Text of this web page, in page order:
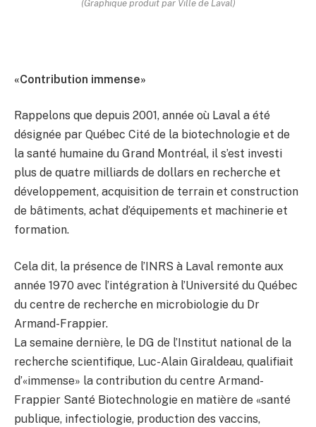
(Graphique produit par Ville de Laval)
«Contribution immense»
Rappelons que depuis 2001, année où Laval a été
désignée par Québec Cité de la biotechnologie et de
la santé humaine du Grand Montréal, il s’est investi
plus de quatre milliards de dollars en recherche et
développement, acquisition de terrain et construction
de bâtiments, achat d’équipements et machinerie et
formation.
Cela dit, la présence de l’INRS à Laval remonte aux
année 1970 avec l’intégration à l’Université du Québec
du centre de recherche en microbiologie du Dr
Armand-Frappier.
La semaine dernière, le DG de l’Institut national de la
recherche scientifique, Luc-Alain Giraldeau, qualifiait
d’«immense» la contribution du centre Armand-
Frappier Santé Biotechnologie en matière de «santé
publique, infectiologie, production des vaccins,